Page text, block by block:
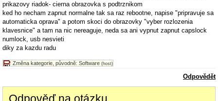
prikazovy riadok- cierna obrazovka s podtrznikom
ked ho necham zapnut normalne tak sa raz rebootne, napise "pripravuje sa
automaticka oprava" a potom skoci do obrazovky "vyber rozlozenia
klavesnice" a tam na nic nereaguje, neda sa ani vypnut zapnut capslock
numlock, usb nesvieti
diky za kazdu radu
Změna kategorie, původně: Software (host)
Odpovědět